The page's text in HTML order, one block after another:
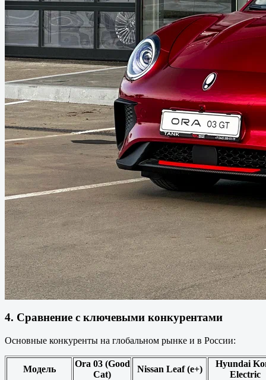
4. Сравнение с ключевыми конкурентами
Основные конкуренты на глобальном рынке и в России:
Модель
Ora 03 (Good
Cat)
Nissan Leaf (e+)
Hyundai
Electric